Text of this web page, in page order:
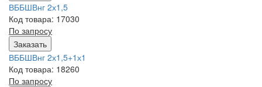
ВББШВнг 2х1,5
Код товара: 17030
По запросу
Заказать
ВББШВнг 2х1,5+1х1
Код товара: 18260
По запросу